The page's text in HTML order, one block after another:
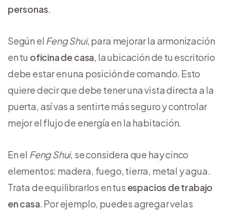
personas.
Según el Feng Shui, para mejorar la armonización
en tu oficina de casa, la ubicación de tu escritorio
debe estar en una posición de comando. Esto
quiere decir que debe tener una vista directa a la
puerta, así vas a sentirte más seguro y controlar
mejor el flujo de energía en la habitación.
En el Feng Shui, se considera que hay cinco
elementos: madera, fuego, tierra, metal y agua.
Trata de equilibrarlos en tus espacios de trabajo
en casa. Por ejemplo, puedes agregar velas